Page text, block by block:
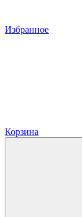
Избранное
Корзина